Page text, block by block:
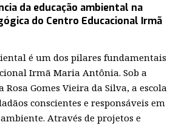
da educação ambiental na
do Centro Educacional Irmã
é um dos pilares fundamentais
Irmã Maria Antônia. Sob a
Gomes Vieira da Silva, a escola
conscientes e responsáveis em
Através de projetos e